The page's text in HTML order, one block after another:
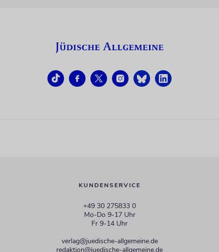
KUNDENSERVICE
+49 30 275833 0
Mo-Do 9-17 Uhr
Fr 9-14 Uhr
verlag@juedische-allgemeine.de
redaktion@juedische-allgemeine.de